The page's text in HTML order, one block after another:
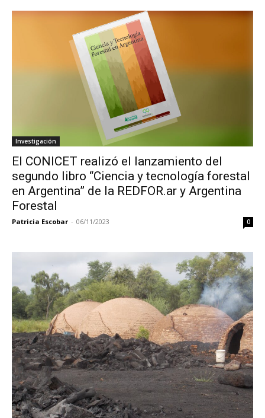
Investigación
El CONICET realizó el lanzamiento del
segundo libro “Ciencia y tecnología forestal
en Argentina” de la REDFOR.ar y Argentina
Forestal
Patricia Escobar - 06/11/2023 0